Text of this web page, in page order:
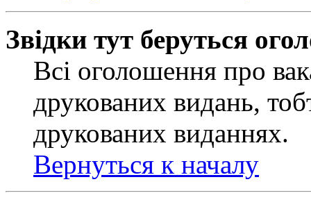
Звідки тут беруться
Всі оголошення про
друкованих видань,
друкованих виданнях.
Вернуться к началу